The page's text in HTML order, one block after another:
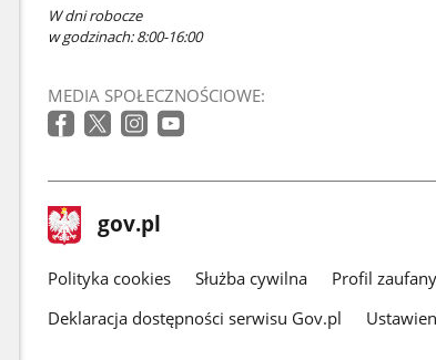
W dni robocze
w godzinach: 8:00-16:00
MEDIA SPOŁECZNOŚCIOWE:
stopka
gov.pl Strona
gov.pl
gov.pl
Polityka cookies Służba cywilna Profil zaufany
Deklaracja dostępności serwisu Gov.pl